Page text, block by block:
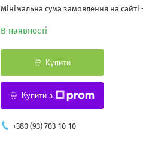
Мінімальна сума замовлення на сайті
В наявності
Купити
Купити з
+380 (93) 703-10-10